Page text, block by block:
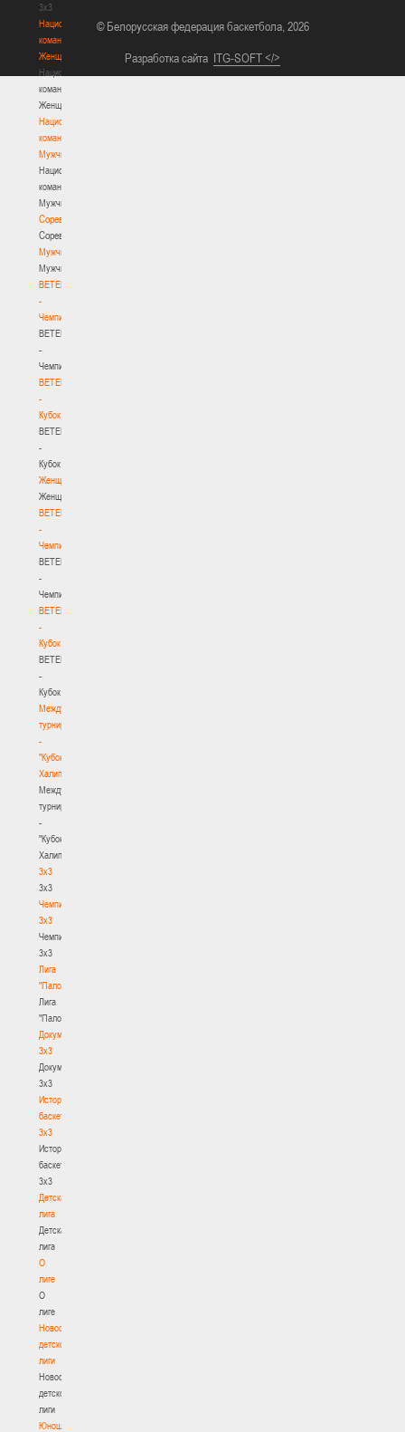
3х3
Национальная
команда.
Женщины
Национальная
команда.
Женщины
Национальная
команда.
Мужчины
Национальная
команда.
Мужчины
Соревнования
Соревнования
Мужчины
Мужчины
BETERA
-
Чемпионат
BETERA
-
Чемпионат
BETERA
-
Кубок
BETERA
-
Кубок
Женщины
Женщины
BETERA
-
Чемпионат
BETERA
-
Чемпионат
BETERA
-
Кубок
BETERA
-
Кубок
Международный
турнир
-
"Кубок
Халипского"
Международный
турнир
-
"Кубок
Халипского"
3x3
3x3
Чемпионат
3х3
Чемпионат
3х3
Лига
"Палова"
Лига
"Палова"
Документы
3х3
Документы
3х3
История
баскетбола
3х3
История
баскетбола
3х3
Детская
лига
Детская
лига
О
лиге
О
лиге
Новости
детской
лиги
Новости
детской
лиги
Юноши
© Белорусская федерация баскетбола, 2026
Разработка сайта ITG-SOFT </>